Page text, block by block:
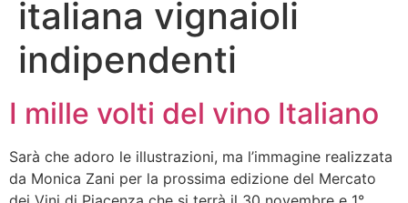
italiana vignaioli
indipendenti
I mille volti del vino Italiano
Sarà che adoro le illustrazioni, ma l’immagine realizzata
da Monica Zani per la prossima edizione del Mercato